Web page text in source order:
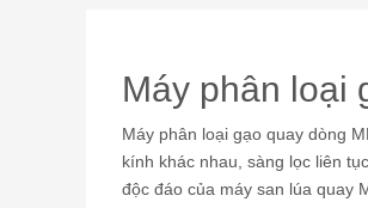
Máy phân loại
Máy phân loại gạo quay dòng
kính khác nhau, sàng lọc liên
độc đáo của máy san lúa quay